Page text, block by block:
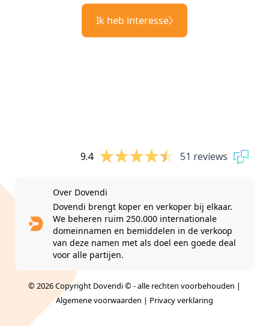
Ik heb interesse
9.4 51 reviews
Over Dovendi
Dovendi brengt koper en verkoper bij elkaar.
We beheren ruim 250.000 internationale
domeinnamen en bemiddelen in de verkoop
van deze namen met als doel een goede deal
voor alle partijen.
© 2026 Copyright Dovendi © - alle rechten voorbehouden |
Algemene voorwaarden | Privacy verklaring